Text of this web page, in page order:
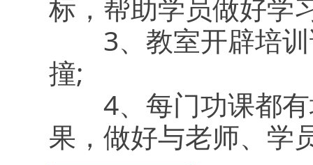
标，帮助学员做好学
3、教室开辟培训
撞;
4、每门功课都有
果，做好与老师、学